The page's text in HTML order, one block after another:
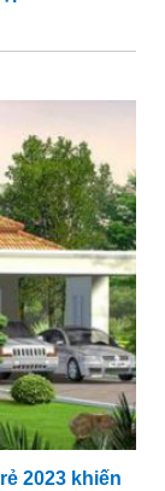
2023 khiến